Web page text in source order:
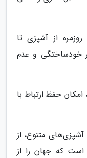
از آشپزی تا
خودساختگی و عدم
حفظ ارتباط با
متنوع، از
که جهان را از